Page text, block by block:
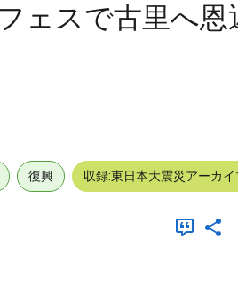
ェスで古里へ恩
復興 収録:東日本大震災アーカ